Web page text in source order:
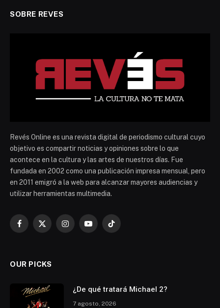
SOBRE REVES
Revés Online es una revista digital de periodismo cultural cuyo
objetivo es compartir noticias y opiniones sobre lo que
acontece en la cultura y las artes de nuestros días. Fue
fundada en 2002 como una publicación impresa mensual, pero
en 2011 emigró a la web para alcanzar mayores audiencias y
utilizar herramientas multimedia.
Facebook
X
InstagramYouTubeTikTok
OUR PICKS
¿De qué tratará Michael 2?
7 agosto, 2026